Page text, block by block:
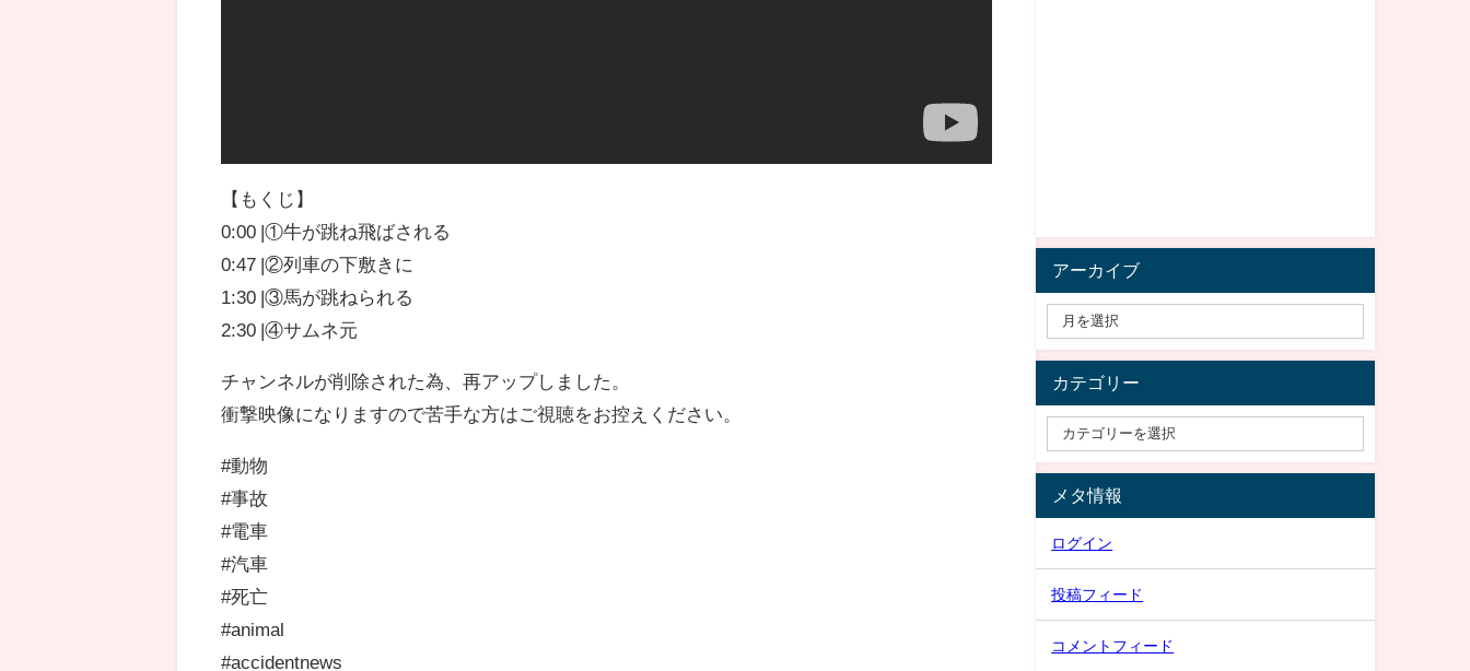
【もくじ】
0:00 |①牛が跳ね飛ばされる
0:47 |②列車の下敷きに
1:30 |③馬が跳ねられる
2:30 |④サムネ元
チャンネルが削除された為、再アップしました。
衝撃映像になりますので苦手な方はご視聴をお控えください。
#動物
#事故
#電車
#汽車
#死亡
#animal
#accidentnews
アーカイブ
カテゴリー
メタ情報
ログイン
投稿フィード
コメントフィード